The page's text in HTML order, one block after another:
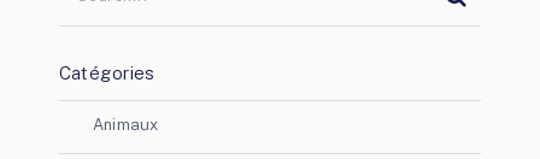
Catégories
Animaux